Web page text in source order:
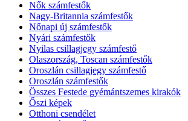
Nők számfestők
Nagy-Britannia számfestők
Nőnapi új számfestők
Nyári számfestők
Nyilas csillagjegy számfestő
Olaszország, Toscan számfestők
Oroszlán csillagjegy számfestő
Oroszlán számfestők
Összes Festede gyémántszemes kirakók
Őszi képek
Otthoni csendélet